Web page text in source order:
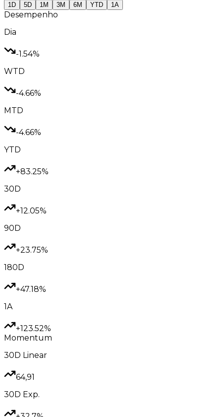
1D 5D 1M 3M 6M YTD 1A
Desempenho
Dia
-1.54%
WTD
-4.66%
MTD
-4.66%
YTD
+83.25%
30D
+12.05%
90D
+23.75%
180D
+47.18%
1A
+123.52%
Momentum
30D Linear
64,91
30D Exp.